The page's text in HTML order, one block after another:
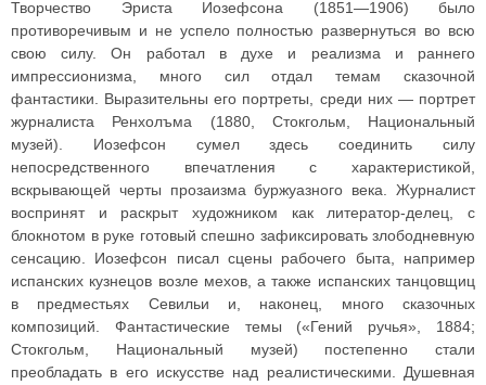
Творчество Эриста Иозефсона (1851—1906) было
противоречивым и не успело полностью развернуться во всю
свою силу. Он работал в духе и реализма и раннего
импрессионизма, много сил отдал темам сказочной
фантастики. Выразительны его портреты, среди них — портрет
журналиста Ренхолъма (1880, Стокгольм, Национальный
музей). Иозефсон сумел здесь соединить силу
непосредственного впечатления с характеристикой,
вскрывающей черты прозаизма буржуазного века. Журналист
воспринят и раскрыт художником как литератор-делец, с
блокнотом в руке готовый спешно зафиксировать злободневную
сенсацию. Иозефсон писал сцены рабочего быта, например
испанских кузнецов возле мехов, а также испанских танцовщиц
в предместьях Севильи и, наконец, много сказочных
композиций. Фантастические темы («Гений ручья», 1884;
Стокгольм, Национальный музей) постепенно стали
преобладать в его искусстве над реалистическими. Душевная